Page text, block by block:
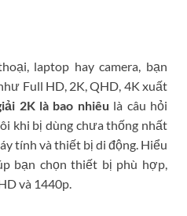
laptop hay camera, bạn
Full HD, 2K, QHD, 4K xuất
2K là bao nhiêu là câu hỏi
khi bị dùng chưa thống nhất
tính và thiết bị di động. Hiểu
bạn chọn thiết bị phù hợp,
và 1440p.